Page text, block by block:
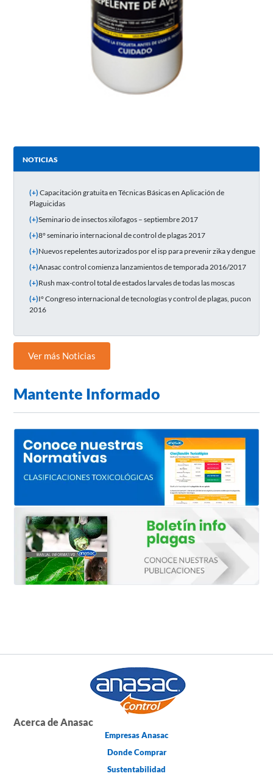
NOTICIAS
(+) Capacitación gratuita en Técnicas Básicas en Aplicación de
Plaguicidas
(+)Seminario de insectos xilofagos – septiembre 2017
(+)8° seminario internacional de control de plagas 2017
(+)Nuevos repelentes autorizados por el isp para prevenir zika y dengue
(+)Anasac control comienza lanzamientos de temporada 2016/2017
(+)Rush max-control total de estados larvales de todas las moscas
(+)I° Congreso internacional de tecnologías y control de plagas, pucon
2016
Ver más Noticias
Mantente Informado
Acerca de Anasac
Empresas Anasac
Donde Comprar
Sustentabilidad